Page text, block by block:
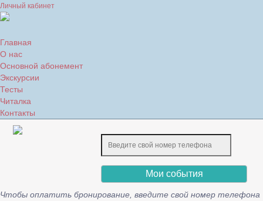
Личный кабинет
Главная
О нас
Основной абонемент
Экскурсии
Тесты
Читалка
Контакты
Мои события
Чтобы оплатить бронирование, введите свой номер телефона